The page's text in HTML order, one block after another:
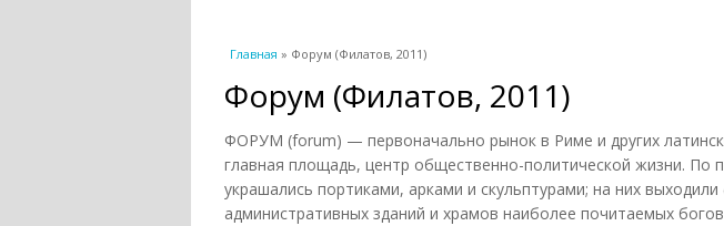
Вы здесь
Главная » Форум (Филатов, 2011)
Форум (Филатов, 2011)
ФОРУМ (forum) — первоначально рынок в Риме и других
главная площадь, центр общественно-политической жизни. По
украшались портиками, арками и скульптурами; на них
административных зданий и храмов наиболее почитаемых